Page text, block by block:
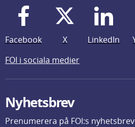
Facebook X LinkedIn
FOI i sociala medier
Nyhetsbrev
Prenumerera på FOI:s nyhetsbrev